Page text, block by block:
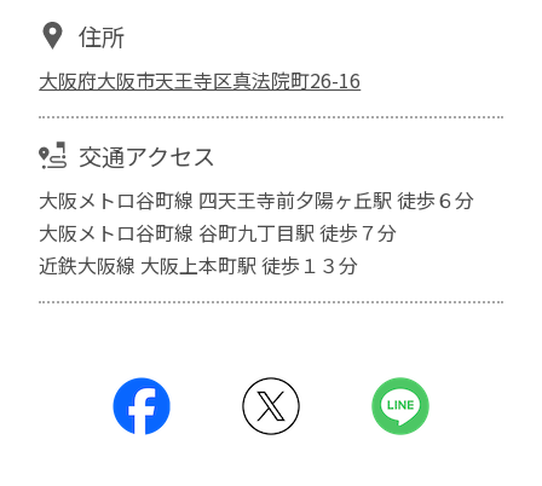
住所
大阪府大阪市天王寺区真法院町26-16
交通アクセス
大阪メトロ谷町線 四天王寺前夕陽ヶ丘駅 徒歩６分
大阪メトロ谷町線 谷町九丁目駅 徒歩７分
近鉄大阪線 大阪上本町駅 徒歩１３分